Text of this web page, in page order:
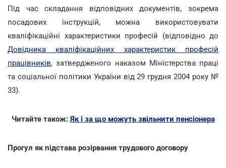
Під час складання відповідних документів, зокрема
посадових інструкцій, можна використовувати
кваліфікаційні характеристики професій (відповідно до
Довідника кваліфікаційних характеристик професій
працівників, затвердженого наказом Міністерства праці
та соціальної політики України від 29 грудня 2004 року №
33).
Читайте також: Як і за що можуть звільнити пенсіонера
Прогул як підстава розірвання трудового договору